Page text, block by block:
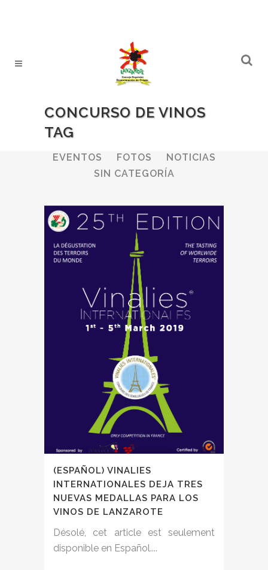
CONCURSO DE VINOS
TAG
ALL
EVENTOS
FOTOS
NOTICIAS
SIN CATEGORÍA
(ESPAÑOL) VINALIES
INTERNATIONALES DEJA TRES
NUEVAS MEDALLAS PARA LOS
VINOS DE LANZAROTE
Désolé, cet article est seulement
disponible en Español....